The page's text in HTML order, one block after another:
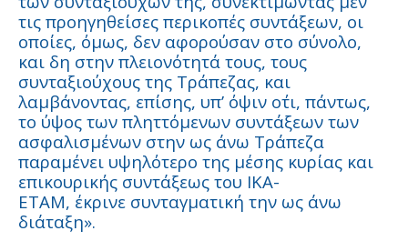
τις προηγηθείσες περικοπές συντάξεων, οι
οποίες, όµως, δεν αφορούσαν στο σύνολο,
και δη στην πλειονότητά τους, τους
συνταξιούχους της Τράπεζας, και
λαμβάνοντας, επίσης, υπ’ όψιν ο΄τι, πάντως,
το ύψος των πληττόμενων συντάξεων των
ασφαλισμένων στην ως άνω Τράπεζα
παραµένει υψηλότερο της µέσης κυρίας και
επικουρικής συντάξεως του ΙΚΑ-
ΕΤΑΜ, έκρινε συνταγµατική την ως άνω
διάταξη».